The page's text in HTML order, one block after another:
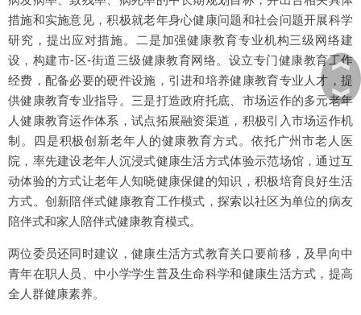
措施和实施意见，积极就老年身心健康问题和社会问题开展科学
研究，提出应对措施。二是加强健康教育专业机构三级网络建
设，构建市-区-街道三级健康教育网络。设立专门健康教育工作
经费，配备必要的硬件设施，引进和培养健康教育专业人才，提
供健康教育专业指导。三是打造政府托底、市场运作的多元老年
人健康教育运作体系，试点拓展融资渠道，积极引入市场运作机
制。四是积极创新老年人的健康教育方式。依托广州市老人医
院，率先建设老年人沉浸式健康生活方式体验示范场馆，通过互
动体验的方式让老年人知晓健康保健的知识，积极培育良好生活
方式。创新陪伴式健康教育工作模式，探索以社区为单位的病友
陪伴式和家人陪伴式健康教育模式。
两位委员还同时建议，健康生活方式教育关口要前移，及早向中
青年在职人员、中小学学生普及生命科学和健康生活方式，提高
全人群健康素养。
︽
︾